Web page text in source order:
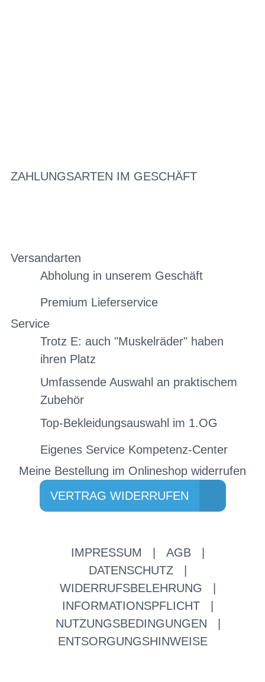
ZAHLUNGSARTEN IM GESCHÄFT
Versandarten
Abholung in unserem Geschäft
Premium Lieferservice
Service
Trotz E: auch "Muskelräder" haben
ihren Platz
Umfassende Auswahl an praktischem
Zubehör
Top-Bekleidungsauswahl im 1.OG
Eigenes Service Kompetenz-Center
Meine Bestellung im Onlineshop widerrufen
VERTRAG WIDERRUFEN
IMPRESSUM AGB
DATENSCHUTZ
WIDERRUFSBELEHRUNG
INFORMATIONSPFLICHT
NUTZUNGSBEDINGUNGEN
ENTSORGUNGSHINWEISE